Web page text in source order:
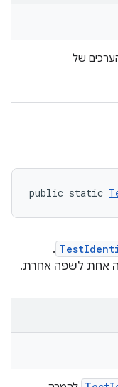
של
public static
.
אחת לשפה אחרת.